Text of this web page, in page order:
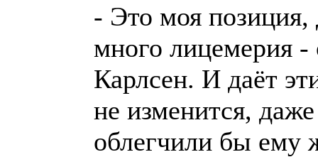
- Это моя
много лицемерия -
Карлсен. И даёт
не изменится,
облегчили бы ему